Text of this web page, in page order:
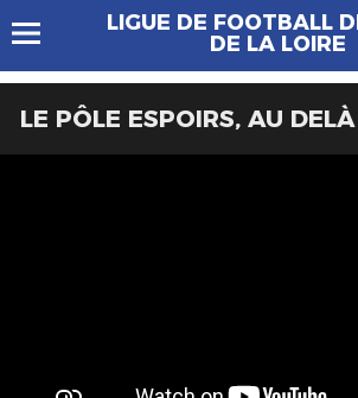
LIGUE DE FOOTBALL
DE LA LOIRE
LE PÔLE ESPOIRS, AU